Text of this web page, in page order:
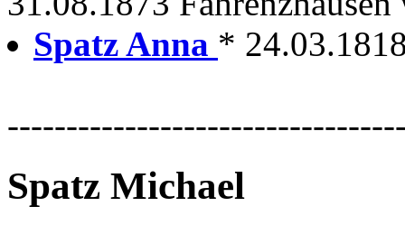
Spatz Anna *
Spatz Michael